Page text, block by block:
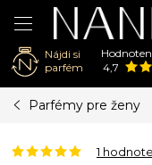
Nájdi si
parfém
4,7
Parfémy pre ženy
1